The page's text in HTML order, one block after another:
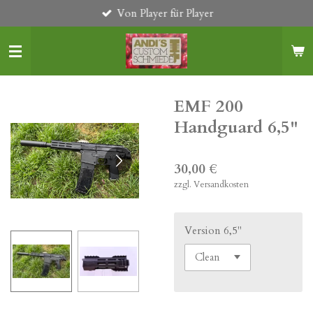
Hauptinhalt
springen
Von Player für Player
EMF 200
Handguard 6,5"
30,00 €
zzgl. Versandkosten
Version 6,5"